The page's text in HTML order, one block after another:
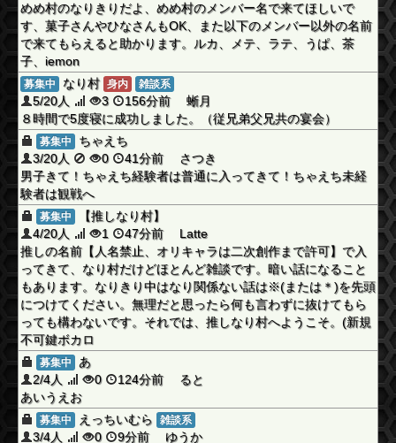
めめ村のなりきりだよ、めめ村のメンバー名で来てほしいで
す、菓子さんやひなさんもOK、また以下のメンバー以外の名前
で来てもらえると助かります。ルカ、メテ、ラテ、うぱ、茶
子、iemon
募集中 なり村 身内 雑談系
5/20人 3
156分前 蜥月
８時間で5度寝に成功しました。（従兄弟父兄共の宴会）
募集中
ちゃえち
3/20人
0
41分前 さつき
男子きて！ちゃえち経験者は普通に入ってきて！ちゃえち未経
験者は観戦へ
募集中
【推しなり村】
4/20人
1
47分前 Latte
推しの名前【人名禁止、オリキャラは二次創作まで許可】で入
ってきて、なり村だけどほとんど雑談です。暗い話になること
もあります。なりきり中はなり関係ない話は※(または＊)を先頭
につけてください。無理だと思ったら何も言わずに抜けてもら
っても構わないです。それでは、推しなり村へようこそ。(新規
不可鍵ボカロ
募集中
あ
2/4人
0
124分前 ると
あいうえお
募集中 えっちいむら 雑談系
3/4人 0 9分前 ゆうか